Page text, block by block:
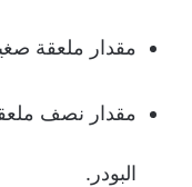
مقدار ملعقة
مقدار نصف
البودر.